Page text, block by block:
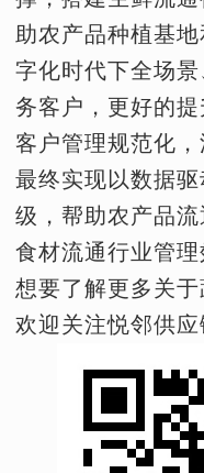
助农产品种植基
字化时代下全场
务客户，更好的
客户管理规范化
最终实现以数据
级，帮助农产品
食材流通行业管理
想要了解更多关于
欢迎关注悦邻供应